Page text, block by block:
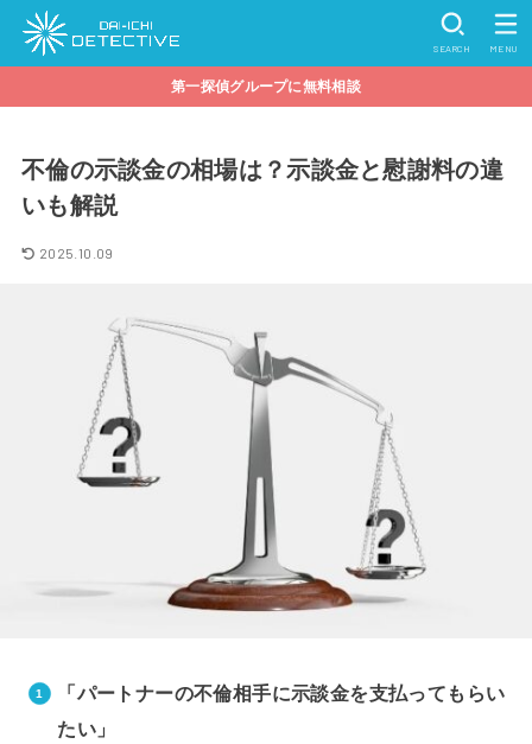
SEARCH MENU
第一探偵グループに無料相談
不倫の示談金の相場は？示談金と慰謝料の違
いも解説
2025.10.09
「パートナーの不倫相手に示談金を支払ってもらい
たい」